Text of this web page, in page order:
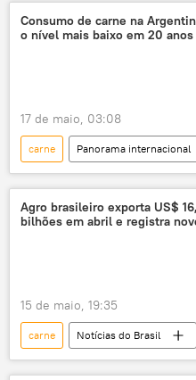
carne bovina
Consumo de carne na
o nível mais baixo em 20 anos
17 de maio, 03:08
carne Panorama internacional
Argentina
Patagônia
vendas
exportação
Agro brasileiro exporta US$
bilhões em abril e registra
15 de maio, 19:35
carne Notícias do Brasil
Brasil
China